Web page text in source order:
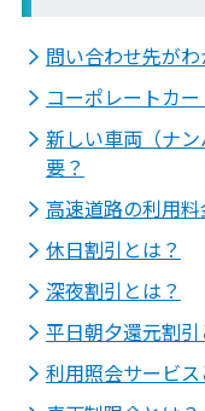
問い合わせ先がわ
コーポレートカー
新しい車両（ナ
要？
高速道路の利用
休日割引とは？
深夜割引とは？
平日朝夕還元割引
利用照会サービス